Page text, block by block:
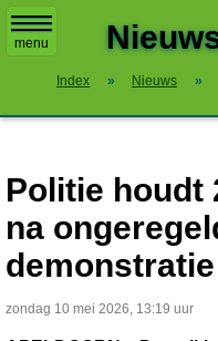
menu
Index » Nieuws »
Politie houdt
na
demonstratie
zondag 10 mei 2026, 13:19 uur